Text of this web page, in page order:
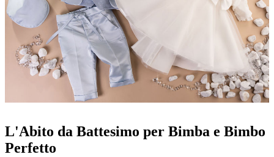
L'Abito da Battesimo per Bimba e Bimbo
Perfetto